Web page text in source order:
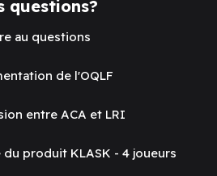
questions?
au questions
de l'OQLF
entre ACA et LRI
produit KLASK - 4 joueurs